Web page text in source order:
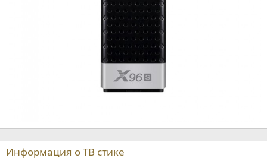
Информация о ТВ стике